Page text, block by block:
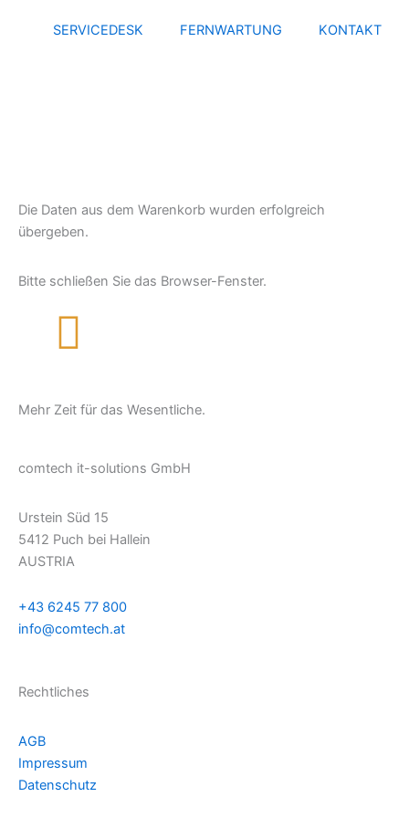
SERVICEDESK FERNWARTUNG KONTAKT
Die Daten aus dem Warenkorb wurden erfolgreich
übergeben.
Bitte schließen Sie das Browser-Fenster.
Mehr Zeit für das Wesentliche.
comtech it-solutions GmbH
Urstein Süd 15
5412 Puch bei Hallein
AUSTRIA
+43 6245 77 800
info@comtech.at
Rechtliches
AGB
Impressum
Datenschutz